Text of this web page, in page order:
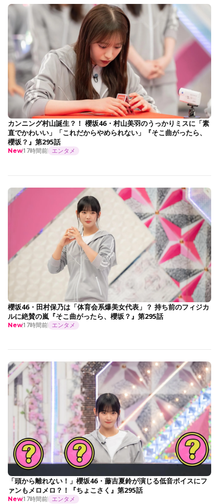
カンニング村山誕生？！ 櫻坂46・村山美羽のうっかりミスに「素
直でかわいい」「これだからやめられない」『そこ曲がったら、
櫻坂？』第295話
New17時間前 エンタメ
櫻坂46・田村保乃は「体育会系爆美女代表」？ 持ち前のフィジカ
ルに絶賛の嵐『そこ曲がったら、櫻坂？』第295話
New17時間前 エンタメ
「頭から離れない！」櫻坂46・藤吉夏鈴が演じる低音ボイスにフ
ァンもメロメロ？！『ちょこさく』第295話
New17時間前 エンタメ